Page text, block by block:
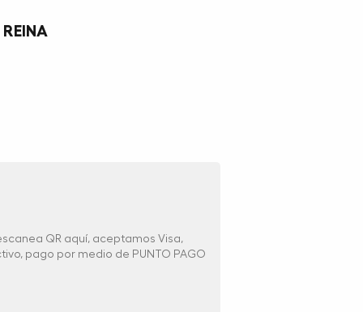
QR aquí, aceptamos Visa,
pago por medio de PUNTO PAGO